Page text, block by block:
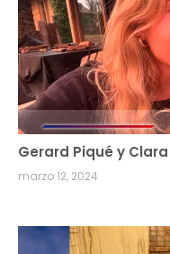
Gerard Piqué y
marzo 12, 2024